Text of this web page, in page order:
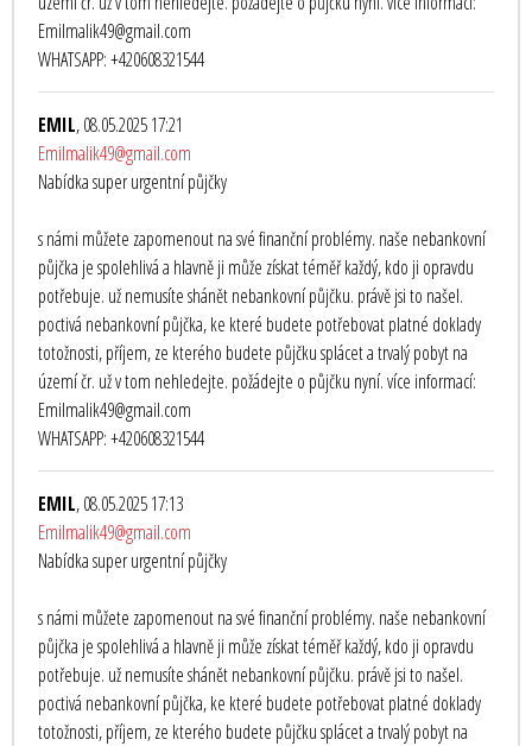
Emilmalik49@gmail.com
WHATSAPP: +420608321544
EMIL, 08.05.2025 17:21
Emilmalik49@gmail.com
Nabídka super urgentní půjčky
s námi můžete zapomenout na své finanční problémy. naše nebankovní
půjčka je spolehlivá a hlavně ji může získat téměř každý, kdo ji opravdu
potřebuje. už nemusíte shánět nebankovní půjčku. právě jsi to našel.
poctivá nebankovní půjčka, ke které budete potřebovat platné doklady
totožnosti, příjem, ze kterého budete půjčku splácet a trvalý pobyt na
území čr. už v tom nehledejte. požádejte o půjčku nyní. více informací:
Emilmalik49@gmail.com
WHATSAPP: +420608321544
EMIL, 08.05.2025 17:13
Emilmalik49@gmail.com
Nabídka super urgentní půjčky
s námi můžete zapomenout na své finanční problémy. naše nebankovní
půjčka je spolehlivá a hlavně ji může získat téměř každý, kdo ji opravdu
potřebuje. už nemusíte shánět nebankovní půjčku. právě jsi to našel.
poctivá nebankovní půjčka, ke které budete potřebovat platné doklady
totožnosti, příjem, ze kterého budete půjčku splácet a trvalý pobyt na